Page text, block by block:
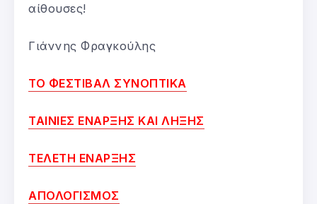
αίθουσες!
Γιάννης Φραγκούλης
ΤΟ ΦΕΣΤΙΒΑΛ ΣΥΝΟΠΤΙΚΑ
ΤΑΙΝΙΕΣ ΕΝΑΡΞΗΣ ΚΑΙ ΛΗΞΗΣ
ΤΕΛΕΤΗ ΕΝΑΡΞΗΣ
ΑΠΟΛΟΓΙΣΜΟΣ